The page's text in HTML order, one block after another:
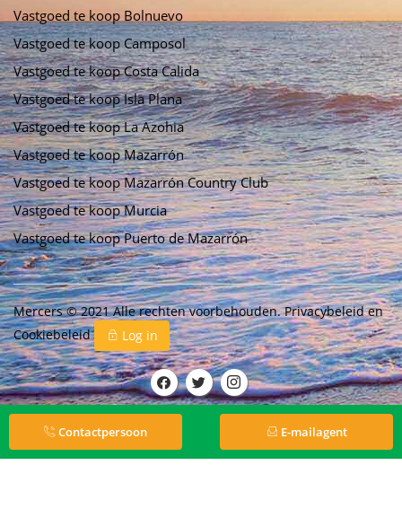
Vastgoed te koop Bolnuevo
Vastgoed te koop Camposol
Vastgoed te koop Costa Calida
Vastgoed te koop Isla Plana
Vastgoed te koop La Azohia
Vastgoed te koop Mazarrón
Vastgoed te koop Mazarrón Country Club
Vastgoed te koop Murcia
Vastgoed te koop Puerto de Mazarrón
Mercers © 2021 Alle rechten voorbehouden.Privacybeleiden
Cookiebeleid
Log in
Contactpersoon E-mailagent